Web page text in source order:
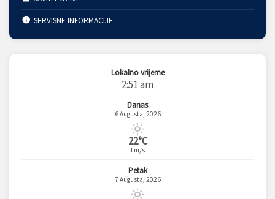
SERVISNE INFORMACIJE
Lokalno vrijeme
2:51 am
Danas
6 Augusta, 2026
22°C
1m/s
Petak
7 Augusta, 2026